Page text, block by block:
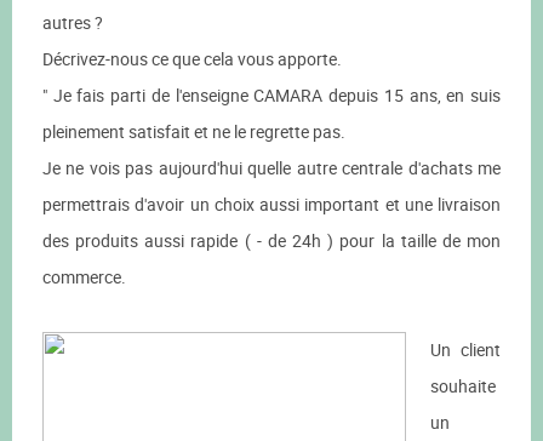
autres ?
Décrivez-nous ce que cela vous apporte.
" Je fais parti de l'enseigne CAMARA depuis 15 ans, en suis
pleinement satisfait et ne le regrette pas.
Je ne vois pas aujourd'hui quelle autre centrale d'achats me
permettrais d'avoir un choix aussi important et une livraison
des produits aussi rapide ( - de 24h ) pour la taille de mon
commerce.
Un client
souhaite
un